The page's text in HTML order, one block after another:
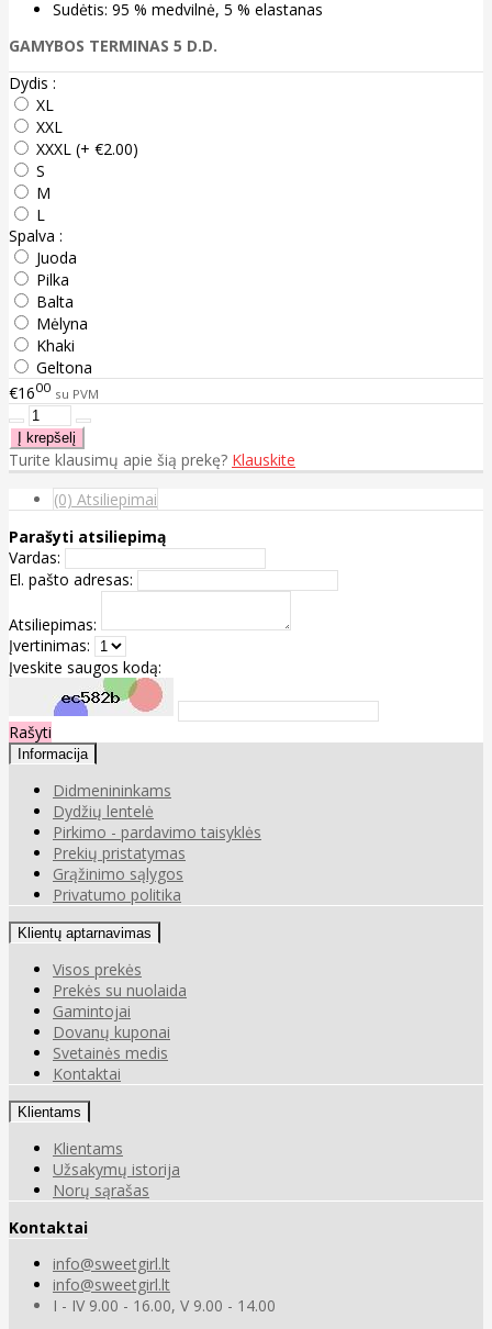
Sudėtis: 95 % medvilnė, 5 % elastanas
GAMYBOS TERMINAS 5 D.D.
Dydis :
XL
XXL
XXXL (+ €2.00)
S
M
L
Spalva :
Juoda
Pilka
Balta
Mėlyna
Khaki
Geltona
€1600 su PVM
Turite klausimų apie šią prekę? Klauskite
(0) Atsiliepimai
Parašyti atsiliepimą
Vardas:
El. pašto adresas:
Atsiliepimas:
Įvertinimas:
Įveskite saugos kodą:
Rašyti
Informacija
Didmenininkams
Dydžių lentelė
Pirkimo - pardavimo taisyklės
Prekių pristatymas
Grąžinimo sąlygos
Privatumo politika
Klientų aptarnavimas
Visos prekės
Prekės su nuolaida
Gamintojai
Dovanų kuponai
Svetainės medis
Kontaktai
Klientams
Klientams
Užsakymų istorija
Norų sąrašas
Kontaktai
info@sweetgirl.lt
info@sweetgirl.lt
I - IV 9.00 - 16.00, V 9.00 - 14.00